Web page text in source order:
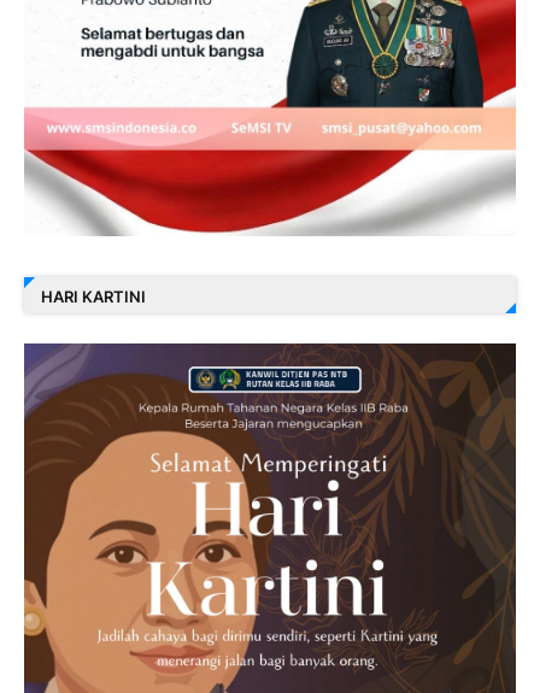
HARI KARTINI